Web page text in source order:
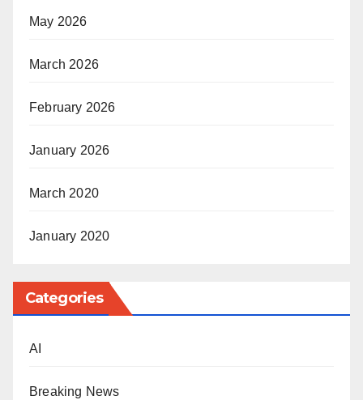
May 2026
March 2026
February 2026
January 2026
March 2020
January 2020
Categories
AI
Breaking News